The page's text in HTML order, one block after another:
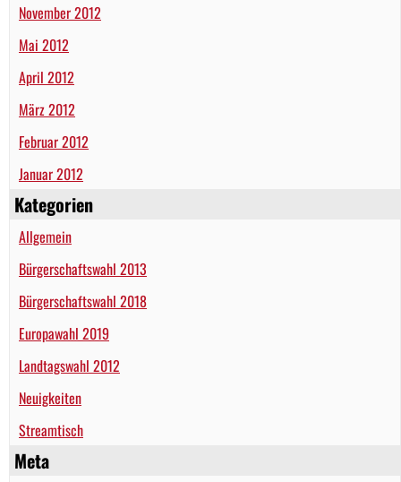
November 2012
Mai 2012
April 2012
März 2012
Februar 2012
Januar 2012
Kategorien
Allgemein
Bürgerschaftswahl 2013
Bürgerschaftswahl 2018
Europawahl 2019
Landtagswahl 2012
Neuigkeiten
Streamtisch
Meta